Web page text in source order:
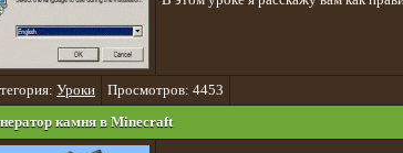
Уроки
Просмотров: 4453
камня в Minecraft